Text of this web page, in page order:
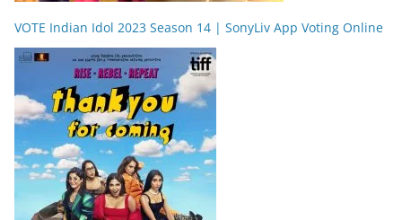
VOTE Indian Idol 2023 Season 14 | SonyLiv App Voting Online